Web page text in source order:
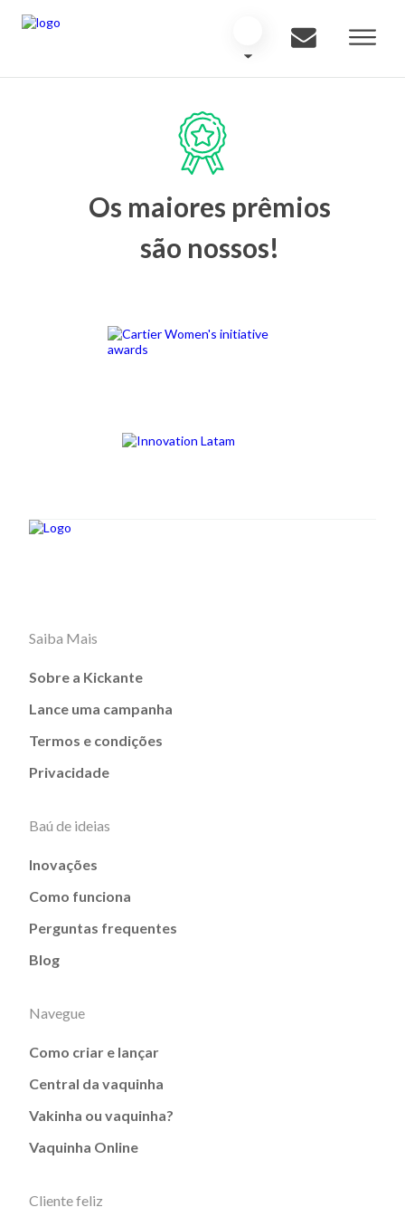
Os maiores prêmios
são nossos!
Saiba Mais
Sobre a Kickante
Lance uma campanha
Termos e condições
Privacidade
Baú de ideias
Inovações
Como funciona
Perguntas frequentes
Blog
Navegue
Como criar e lançar
Central da vaquinha
Vakinha ou vaquinha?
Vaquinha Online
Cliente feliz